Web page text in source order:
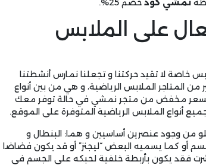
نمشي كود خصم 25%.
على الملابس
خاصة لا تقيد حركتنا و تجعلنا نمارس أنشطتنا
المتاجر الملابس الرياضية، و هي من بين أنواع
بسعر مخفض من متجر نمشي في حالة توفر معك
أنواع الملابس الرياضية المتوفرة على الموقع.
من وجود عنصرين أساسيين و هما: البنطال و
أو كما يسميه البعض “ليجنز” أو قد يكون فضاضا
فقد يكون بأربطة خلفية لحبكه على الجسم في